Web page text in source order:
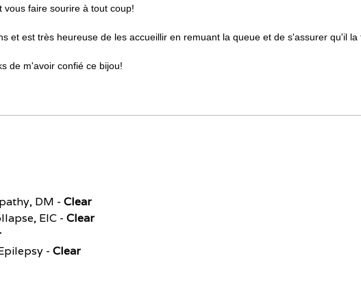
vous faire sourire à tout coup!
et est très heureuse de les accueillir en remuant la queue et de s'assurer qu'il la
de m'avoir confié ce bijou!
DM - Clear
EIC - Clear
- Clear